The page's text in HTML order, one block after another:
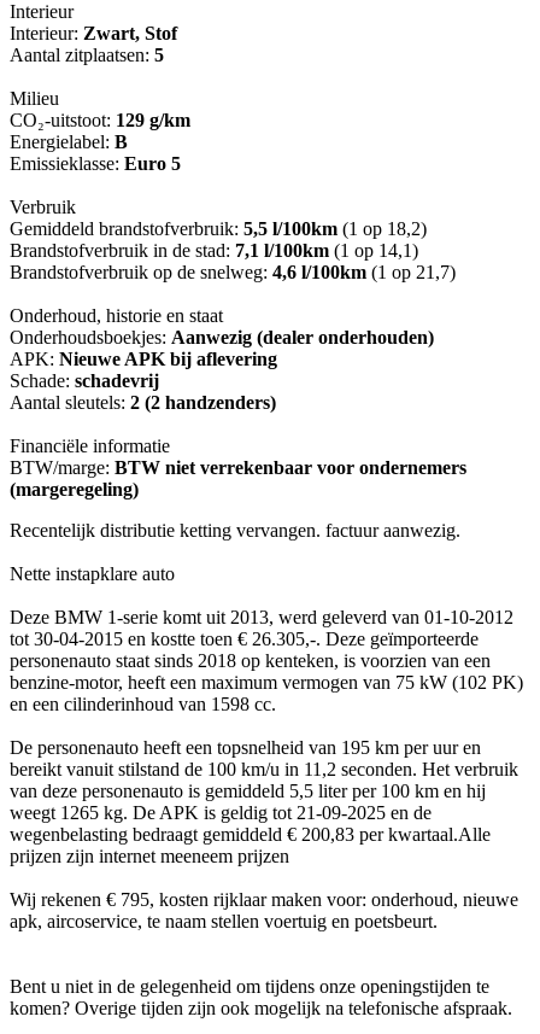
Interieur
Interieur: Zwart, Stof
Aantal zitplaatsen: 5
Milieu
CO₂-uitstoot: 129 g/km
Energielabel: B
Emissieklasse: Euro 5
Verbruik
Gemiddeld brandstofverbruik: 5,5 l/100km (1 op 18,2)
Brandstofverbruik in de stad: 7,1 l/100km (1 op 14,1)
Brandstofverbruik op de snelweg: 4,6 l/100km (1 op 21,7)
Onderhoud, historie en staat
Onderhoudsboekjes: Aanwezig (dealer onderhouden)
APK: Nieuwe APK bij aflevering
Schade: schadevrij
Aantal sleutels: 2 (2 handzenders)
Financiële informatie
BTW/marge: BTW niet verrekenbaar voor ondernemers
(margeregeling)
Recentelijk distributie ketting vervangen. factuur aanwezig.
Nette instapklare auto
Deze BMW 1-serie komt uit 2013, werd geleverd van 01-10-2012
tot 30-04-2015 en kostte toen € 26.305,-. Deze geïmporteerde
personenauto staat sinds 2018 op kenteken, is voorzien van een
benzine-motor, heeft een maximum vermogen van 75 kW (102 PK)
en een cilinderinhoud van 1598 cc.
De personenauto heeft een topsnelheid van 195 km per uur en
bereikt vanuit stilstand de 100 km/u in 11,2 seconden. Het verbruik
van deze personenauto is gemiddeld 5,5 liter per 100 km en hij
weegt 1265 kg. De APK is geldig tot 21-09-2025 en de
wegenbelasting bedraagt gemiddeld € 200,83 per kwartaal.Alle
prijzen zijn internet meeneem prijzen
Wij rekenen € 795, kosten rijklaar maken voor: onderhoud, nieuwe
apk, aircoservice, te naam stellen voertuig en poetsbeurt.
Bent u niet in de gelegenheid om tijdens onze openingstijden te
komen? Overige tijden zijn ook mogelijk na telefonische afspraak.